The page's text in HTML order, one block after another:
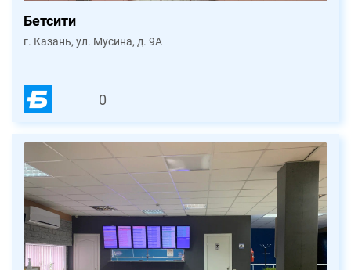
Бетсити
г. Казань, ул. Мусина, д. 9А
0